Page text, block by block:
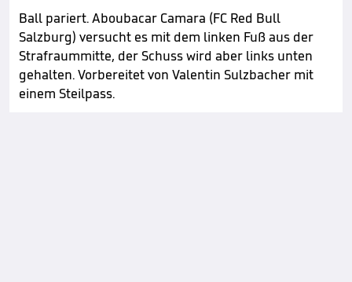
Ball pariert. Aboubacar Camara (FC Red Bull
Salzburg) versucht es mit dem linken Fuß aus der
Strafraummitte, der Schuss wird aber links unten
gehalten. Vorbereitet von Valentin Sulzbacher mit
einem Steilpass.